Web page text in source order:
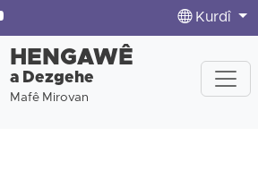
Kurdî
HENGAWÊ
a Dezgehe
Mafê Mirovan